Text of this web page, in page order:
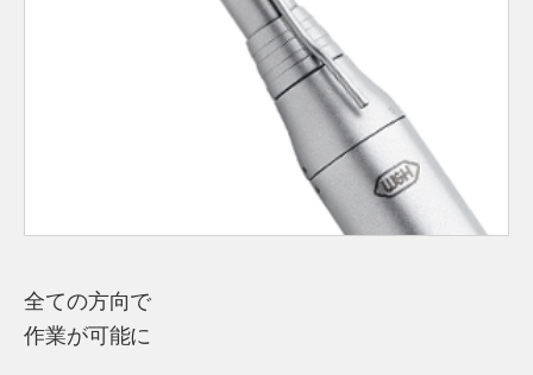
全ての方向で
作業が可能に